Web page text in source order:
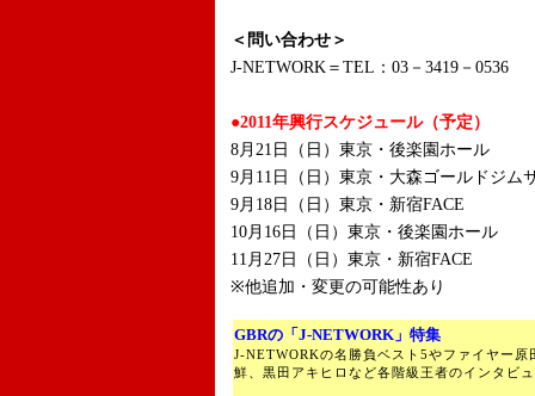
＜問い合わせ＞
J-NETWORK＝TEL：03－3419－0536
●2011年興行スケジュール（予定）
8月21日（日）東京・後楽園ホール
9月11日（日）東京・大森ゴールドジム
9月18日（日）東京・新宿FACE
10月16日（日）東京・後楽園ホール
11月27日（日）東京・新宿FACE
※他追加・変更の可能性あり
GBRの「J-NETWORK」特集
J-NETWORKの名勝負ベスト5やファイヤー
鮮、黒田アキヒロなど各階級王者のインタビ